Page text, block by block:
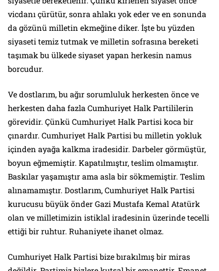
vicdanı çürütür, sonra ahlakı yok eder ve en sonunda
da gözünü milletin ekmeğine diker. İşte bu yüzden
siyaseti temiz tutmak ve milletin sofrasına bereketi
taşımak bu ülkede siyaset yapan herkesin namus
borcudur.
Ve dostlarım, bu ağır sorumluluk herkesten önce ve
herkesten daha fazla Cumhuriyet Halk Partililerin
görevidir. Çünkü Cumhuriyet Halk Partisi koca bir
çınardır. Cumhuriyet Halk Partisi bu milletin yokluk
içinden ayağa kalkma iradesidir. Darbeler görmüştür,
boyun eğmemiştir. Kapatılmıştır, teslim olmamıştır.
Baskılar yaşamıştır ama asla bir sökmemiştir. Teslim
alınamamıştır. Dostlarım, Cumhuriyet Halk Partisi
kurucusu büyük önder Gazi Mustafa Kemal Atatürk
olan ve milletimizin istiklal iradesinin üzerinde tecelli
ettiği bir ruhtur. Ruhaniyete ihanet olmaz.
Cumhuriyet Halk Partisi bize bırakılmış bir miras